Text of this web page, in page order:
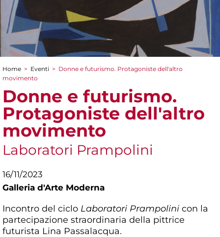
Tu sei qui
Home > Eventi > Donne e futurismo. Protagoniste dell'altro
movimento
Donne e futurismo.
Protagoniste dell'altro
movimento
Laboratori Prampolini
16/11/2023
Galleria d'Arte Moderna
Incontro del ciclo Laboratori Prampolini con la
partecipazione straordinaria della pittrice
futurista Lina Passalacqua.